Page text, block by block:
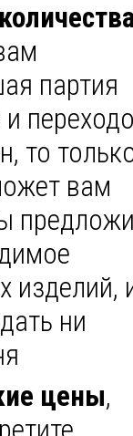
партия
то
вам
изделий,
ни
цены,